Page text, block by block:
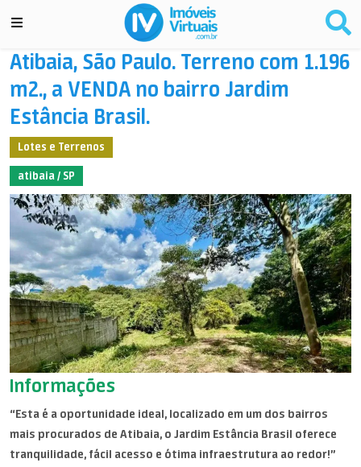
Atibaia, São Paulo. Terreno com 1.196
m2., a VENDA no bairro Jardim
Estância Brasil.
Lotes e Terrenos
atibaia / SP
Informações
“Esta é a oportunidade ideal, localizado em um dos bairros
mais procurados de Atibaia, o Jardim Estância Brasil oferece
tranquilidade, fácil acesso e ótima infraestrutura ao redor!”